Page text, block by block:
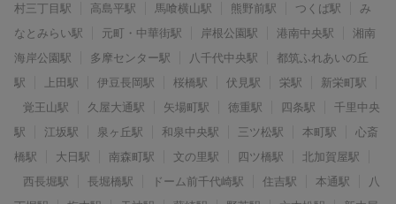
村三丁目駅
高島平駅 馬喰横山駅 熊野前駅 つくば駅
み
なとみらい駅
元町・中華街駅 岸根公園駅 港南中央駅
湘南
海岸公園駅
多摩センター駅 八千代中央駅
都筑ふれあいの丘
駅
上田駅 伊豆長岡駅 桜橋駅 伏見駅 栄駅
新栄町駅
覚王山駅
久屋大通駅 矢場町駅 徳重駅 四条駅
千里中央
駅
江坂駅 泉ヶ丘駅 和泉中央駅 三ツ松駅 本町駅
心斎
橋駅
大日駅 南森町駅 文の里駅 四ツ橋駅
北加賀屋駅
西長堀駅
長堀橋駅 ドーム前千代崎駅 住吉駅 本通駅
八